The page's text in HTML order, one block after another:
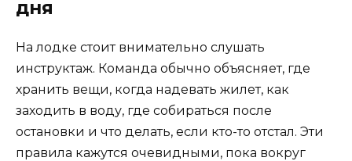
дня
На лодке стоит внимательно слушать
инструктаж. Команда обычно объясняет, где
хранить вещи, когда надевать жилет, как
заходить в воду, где собираться после
остановки и что делать, если кто-то отстал. Эти
правила кажутся очевидными, пока вокруг